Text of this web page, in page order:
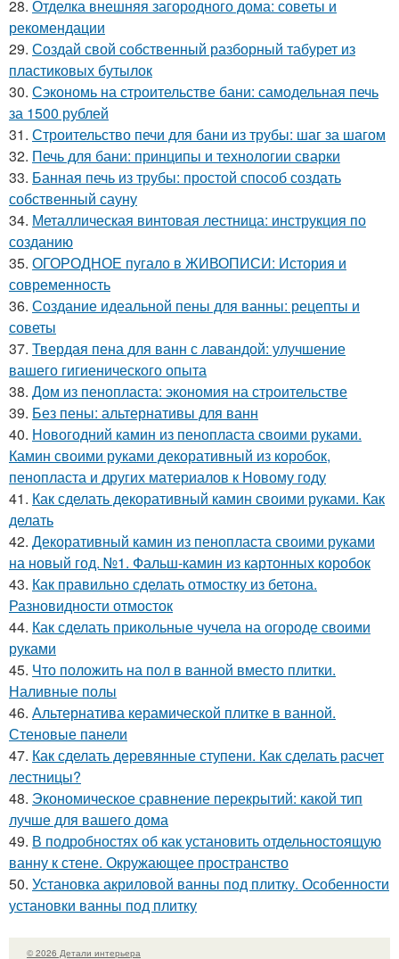
28. Отделка внешняя загородного дома: советы и
рекомендации
29. Создай свой собственный разборный табурет из
пластиковых бутылок
30. Сэкономь на строительстве бани: самодельная печь
за 1500 рублей
31. Строительство печи для бани из трубы: шаг за шагом
32. Печь для бани: принципы и технологии сварки
33. Банная печь из трубы: простой способ создать
собственный сауну
34. Металлическая винтовая лестница: инструкция по
созданию
35. ОГОРОДНОЕ пугало в ЖИВОПИСИ: История и
современность
36. Создание идеальной пены для ванны: рецепты и
советы
37. Твердая пена для ванн с лавандой: улучшение
вашего гигиенического опыта
38. Дом из пенопласта: экономия на строительстве
39. Без пены: альтернативы для ванн
40. Новогодний камин из пенопласта своими руками.
Камин своими руками декоративный из коробок,
пенопласта и других материалов к Новому году
41. Как сделать декоративный камин своими руками. Как
делать
42. Декоративный камин из пенопласта своими руками
на новый год. №1. Фальш-камин из картонных коробок
43. Как правильно сделать отмостку из бетона.
Разновидности отмосток
44. Как сделать прикольные чучела на огороде своими
руками
45. Что положить на пол в ванной вместо плитки.
Наливные полы
46. Альтернатива керамической плитке в ванной.
Стеновые панели
47. Как сделать деревянные ступени. Как сделать расчет
лестницы?
48. Экономическое сравнение перекрытий: какой тип
лучше для вашего дома
49. В подробностях об как установить отдельностоящую
ванну к стене. Окружающее пространство
50. Установка акриловой ванны под плитку. Особенности
установки ванны под плитку
© 2026 Детали интерьера